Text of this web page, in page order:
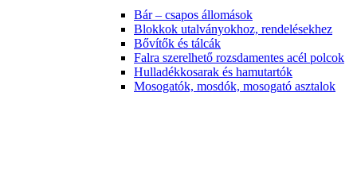
Bár – csapos állomások
Blokkok utalványokhoz, rendelésekhez
Bővítők és tálcák
Falra szerelhető rozsdamentes acél polcok
Hulladékkosarak és hamutartók
Mosogatók, mosdók, mosogató asztalok